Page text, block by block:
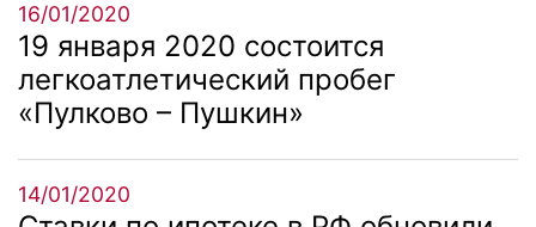
16/01/2020
19 января 2020 состоится
легкоатлетический пробег
«Пулково – Пушкин»
14/01/2020